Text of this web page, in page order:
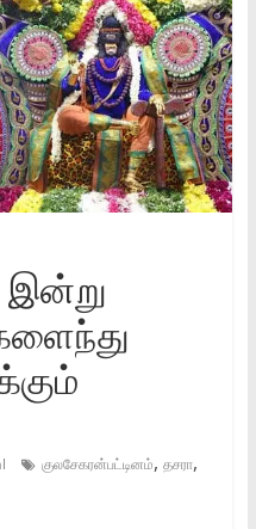
இன்று
குலசேகரன்பட்டினம், தசரா,